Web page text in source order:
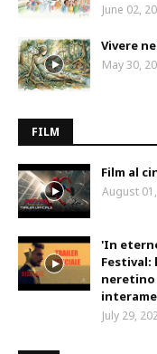
June 02,
Vivere
May 30,
FILM
Film al
August
'In
Festival:
neretino
July 29,